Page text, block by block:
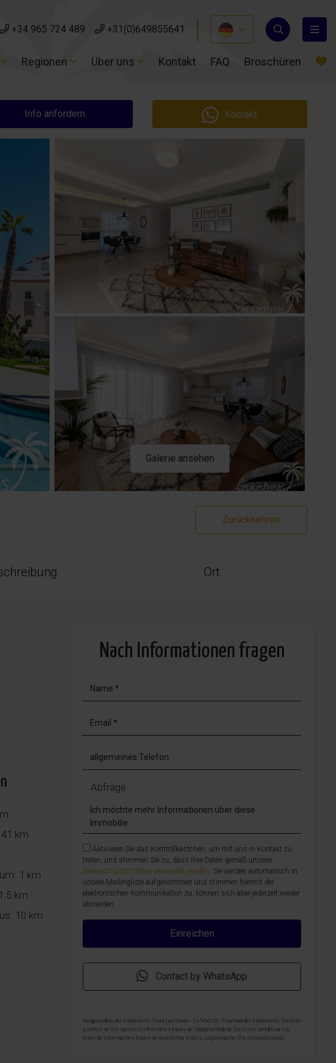
+34 965 724 489 +31(0)649855641
Regionen Über uns Kontakt FAQ Broschüren
+34 965 724 489 +31(0)649855641
Regionen Über uns Kontakt FAQ Broschüren
Info anfordern Kontakt
Galerie ansehen
Zurückkehren
Ort
km
1 km
km
10 km
Nach Informationen fragen
Abfrage
Aktivieren Sie das Kontrollkästchen, um mit uns in Kontakt zu
treten, und stimmen Sie zu, dass Ihre Daten gemäß unserer
Datenschutzrichtlinie verwendet werden . Sie werden automatisch in
unsere Mailingliste aufgenommen und stimmen hiermit der
elektronischen Kommunikation zu, können sich aber jederzeit wieder
abmelden.
Contact by WhatsApp
Responsable del tratamiento: Casa Las Dunas - La Mata SL, Finalidad del tratamiento: Gestión
y control de los servicios ofrecidos a través de la página Web de Servicios inmobiliarios,
Envío de información a traves de newsletter y otros, Legitimación: Por consentimiento,